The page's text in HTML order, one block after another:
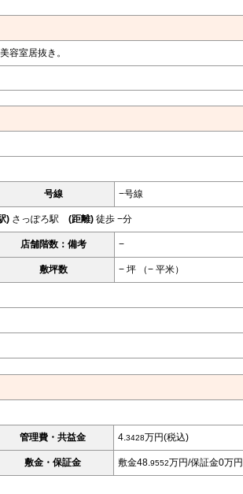
容室居抜き。
号線 −号線
) さっぽろ駅 (距離) 徒歩 −分
店舗階数：備考 −
敷坪数 − 坪 （− 平米）
管理費・共益金 4. 3428万円(税込)
敷金・保証金 敷金48. 9552万円/保証金0万円